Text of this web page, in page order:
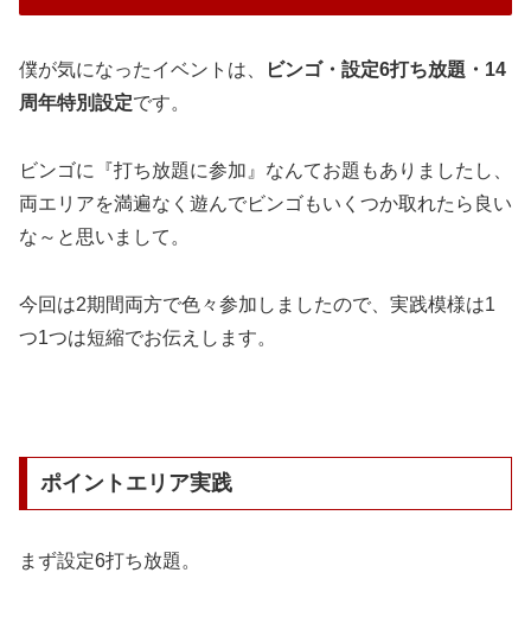
僕が気になったイベントは、
ビンゴ・設定6打ち放題・14
周年特別設定です。
ビンゴに『打ち放題に参加』なんてお題もありましたし、
両エリアを満遍なく遊んでビンゴもいくつか取れたら良い
な～と思いまして。
今回は2期間両方で色々参加しましたので、実践模様は1
つ1つは短縮でお伝えします。
ポイントエリア実践
まず設定6打ち放題。